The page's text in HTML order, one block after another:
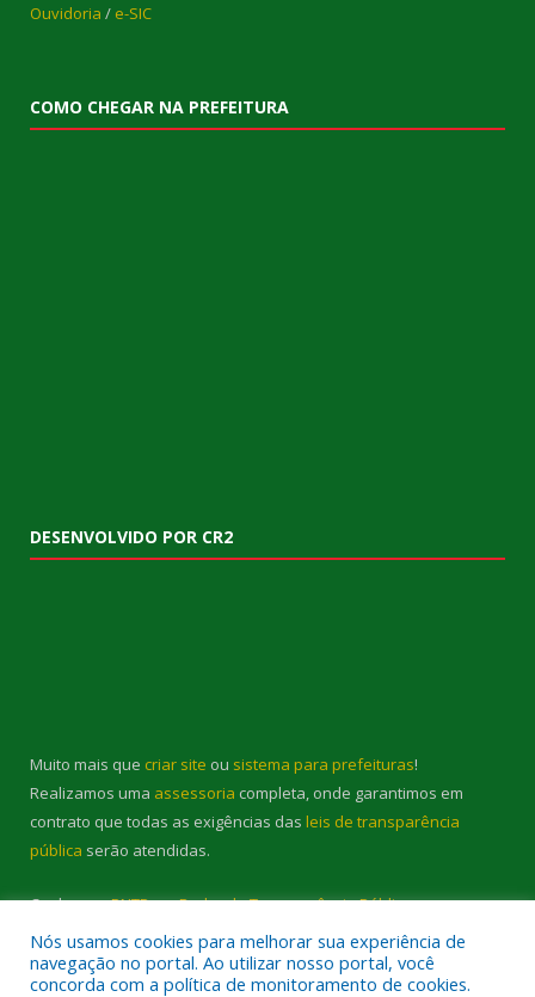
Ouvidoria / e-SIC
COMO CHEGAR NA PREFEITURA
DESENVOLVIDO POR CR2
Muito mais que criar site ou sistema para prefeituras!
Realizamos uma assessoria completa, onde garantimos em
contrato que todas as exigências das leis de transparência
pública serão atendidas.
Conheça oPNTPe oRadar da Transparência Pública
Nós usamos cookies para melhorar sua experiência de
navegação no portal. Ao utilizar nosso portal, você
concorda com a política de monitoramento de cookies.